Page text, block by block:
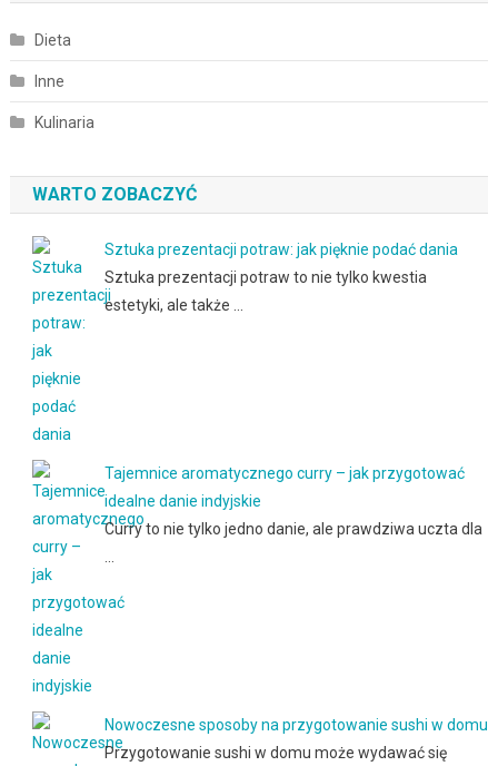
Dieta
Inne
Kulinaria
WARTO ZOBACZYĆ
Sztuka prezentacji potraw: jak pięknie podać dania
Sztuka prezentacji potraw to nie tylko kwestia
estetyki, ale także …
Tajemnice aromatycznego curry – jak przygotować
idealne danie indyjskie
Curry to nie tylko jedno danie, ale prawdziwa uczta dla
Nowoczesne sposoby na przygotowanie sushi w domu
Przygotowanie sushi w domu może wydawać się